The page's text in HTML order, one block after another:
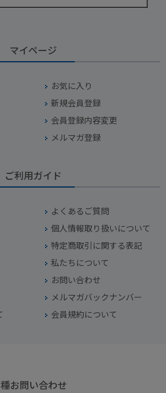
マイページ
お気に入り
新規会員登録
会員登録内容変更
メルマガ登録
ご利用ガイド
よくあるご質問
個人情報取り扱いについて
特定商取引に関する表記
私たちについて
お問い合わせ
メルマガバックナンバー
会員規約について
お問い合わせ